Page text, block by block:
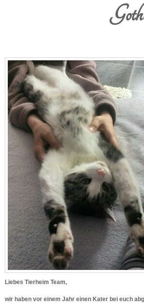
Liebes Tierheim Team,
wir haben vor einem Jahr einen Kater bei euch